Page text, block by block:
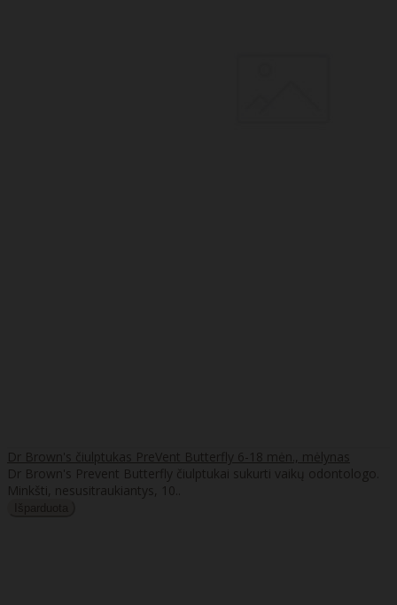
Dr Brown's čiulptukas PreVent Butterfly 6-18 mėn., mėlynas
Dr Brown's Prevent Butterfly čiulptukai sukurti vaikų odontologo.
Minkšti, nesusitraukiantys, 10..